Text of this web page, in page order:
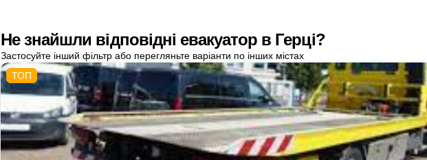
Не знайшли відповідні евакуатор в Герці?
Застосуйте інший фільтр або перегляньте варіанти по інших містах